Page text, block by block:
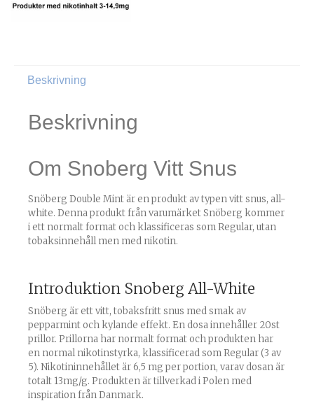
Beskrivning
Beskrivning
Om Snoberg Vitt Snus
Snöberg Double Mint är en produkt av typen vitt snus, all-
white. Denna produkt från varumärket Snöberg kommer
i ett normalt format och klassificeras som Regular, utan
tobaksinnehåll men med nikotin.
Introduktion Snoberg All-White
Snöberg är ett vitt, tobaksfritt snus med smak av
pepparmint och kylande effekt. En dosa innehåller 20st
prillor. Prillorna har normalt format och produkten har
en normal nikotinstyrka, klassificerad som Regular (3 av
5). Nikotininnehållet är 6,5 mg per portion, varav dosan är
totalt 13mg/g. Produkten är tillverkad i Polen med
inspiration från Danmark.